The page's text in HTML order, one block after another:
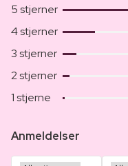
5 stjerner
4 stjerner
3 stjerner
2 stjerner
1 stjerne
Anmeldelser